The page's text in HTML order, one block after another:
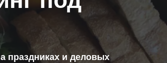
праздниках и деловых